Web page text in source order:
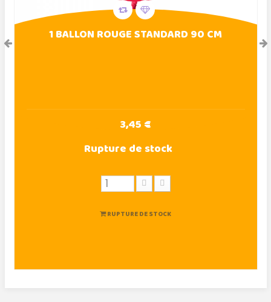
1 BALLON ROUGE STANDARD 90 CM
3,45 €
Rupture de stock
RUPTURE DE STOCK